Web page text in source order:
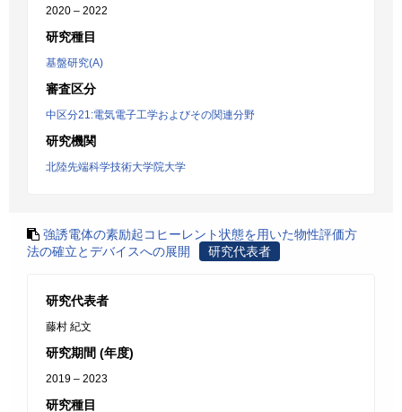
2020 – 2022
研究種目
基盤研究(A)
審査区分
中区分21:電気電子工学およびその関連分野
研究機関
北陸先端科学技術大学院大学
強誘電体の素励起コヒーレント状態を用いた物性評価方
法の確立とデバイスへの展開
研究代表者
研究代表者
藤村 紀文
研究期間 (年度)
2019 – 2023
研究種目